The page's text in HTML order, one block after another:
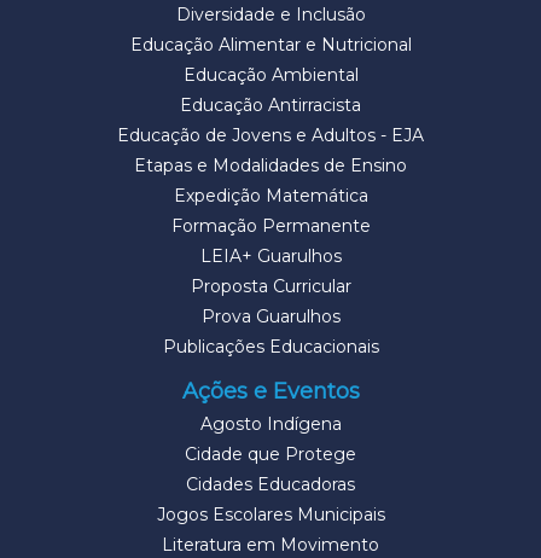
Diversidade e Inclusão
Educação Alimentar e Nutricional
Educação Ambiental
Educação Antirracista
Educação de Jovens e Adultos - EJA
Etapas e Modalidades de Ensino
Expedição Matemática
Formação Permanente
LEIA+ Guarulhos
Proposta Curricular
Prova Guarulhos
Publicações Educacionais
Ações e Eventos
Agosto Indígena
Cidade que Protege
Cidades Educadoras
Jogos Escolares Municipais
Literatura em Movimento